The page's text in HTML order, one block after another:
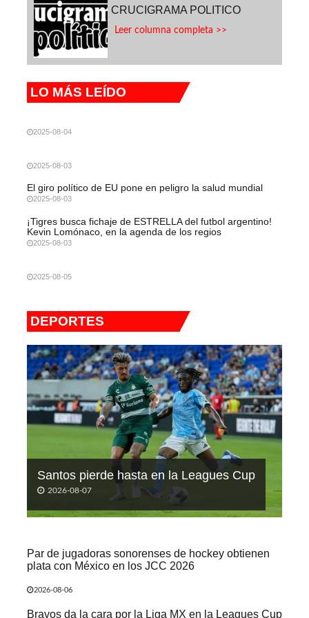
CRUCIGRAMA POLITICO
Leer columna completa >>
LO MÁS LEÍDO
2025-08-04
2025-08-03
El giro político de EU pone en peligro la salud mundial
2025-08-03
¡Tigres busca fichaje de ESTRELLA del futbol argentino!
Kevin Lomónaco, en la agenda de los regios
2025-08-03
2025-08-05
DEPORTES
Santos pierde hasta en la Leagues Cup
2026-08-07
Par de jugadoras sonorenses de hockey obtienen
plata con México en los JCC 2026
2026-08-06
Bravos da la cara por la Liga MX en la Leagues Cup